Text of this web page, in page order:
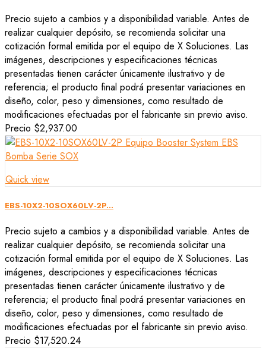
Precio sujeto a cambios y a disponibilidad variable. Antes de
realizar cualquier depósito, se recomienda solicitar una
cotización formal emitida por el equipo de X Soluciones. Las
imágenes, descripciones y especificaciones técnicas
presentadas tienen carácter únicamente ilustrativo y de
referencia; el producto final podrá presentar variaciones en
diseño, color, peso y dimensiones, como resultado de
modificaciones efectuadas por el fabricante sin previo aviso.
Precio $2,937.00
Quick view
EBS-10X2-10SOX60LV-2P...
Precio sujeto a cambios y a disponibilidad variable. Antes de
realizar cualquier depósito, se recomienda solicitar una
cotización formal emitida por el equipo de X Soluciones. Las
imágenes, descripciones y especificaciones técnicas
presentadas tienen carácter únicamente ilustrativo y de
referencia; el producto final podrá presentar variaciones en
diseño, color, peso y dimensiones, como resultado de
modificaciones efectuadas por el fabricante sin previo aviso.
Precio $17,520.24